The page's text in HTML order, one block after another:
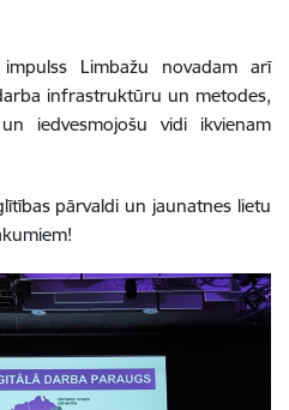
Limbažu novadam arī
infrastruktūru un metodes,
iedvesmojošu vidi ikvienam
pārvaldi un jaunatnes lietu